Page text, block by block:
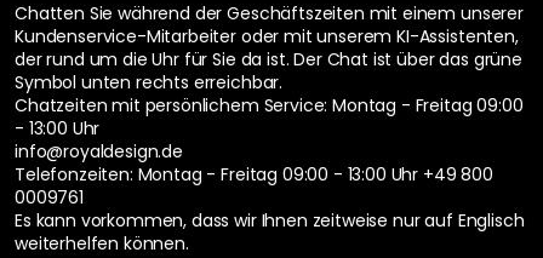
Chatten Sie während der Geschäftszeiten mit einem unserer
Kundenservice-Mitarbeiter oder mit unserem KI-Assistenten,
der rund um die Uhr für Sie da ist. Der Chat ist über das grüne
Symbol unten rechts erreichbar.
Chatzeiten mit persönlichem Service: Montag - Freitag 09:00
- 13:00 Uhr
info@royaldesign.de
Telefonzeiten: Montag - Freitag 09:00 - 13:00 Uhr +49 800
0009761
Es kann vorkommen, dass wir Ihnen zeitweise nur auf Englisch
weiterhelfen können.